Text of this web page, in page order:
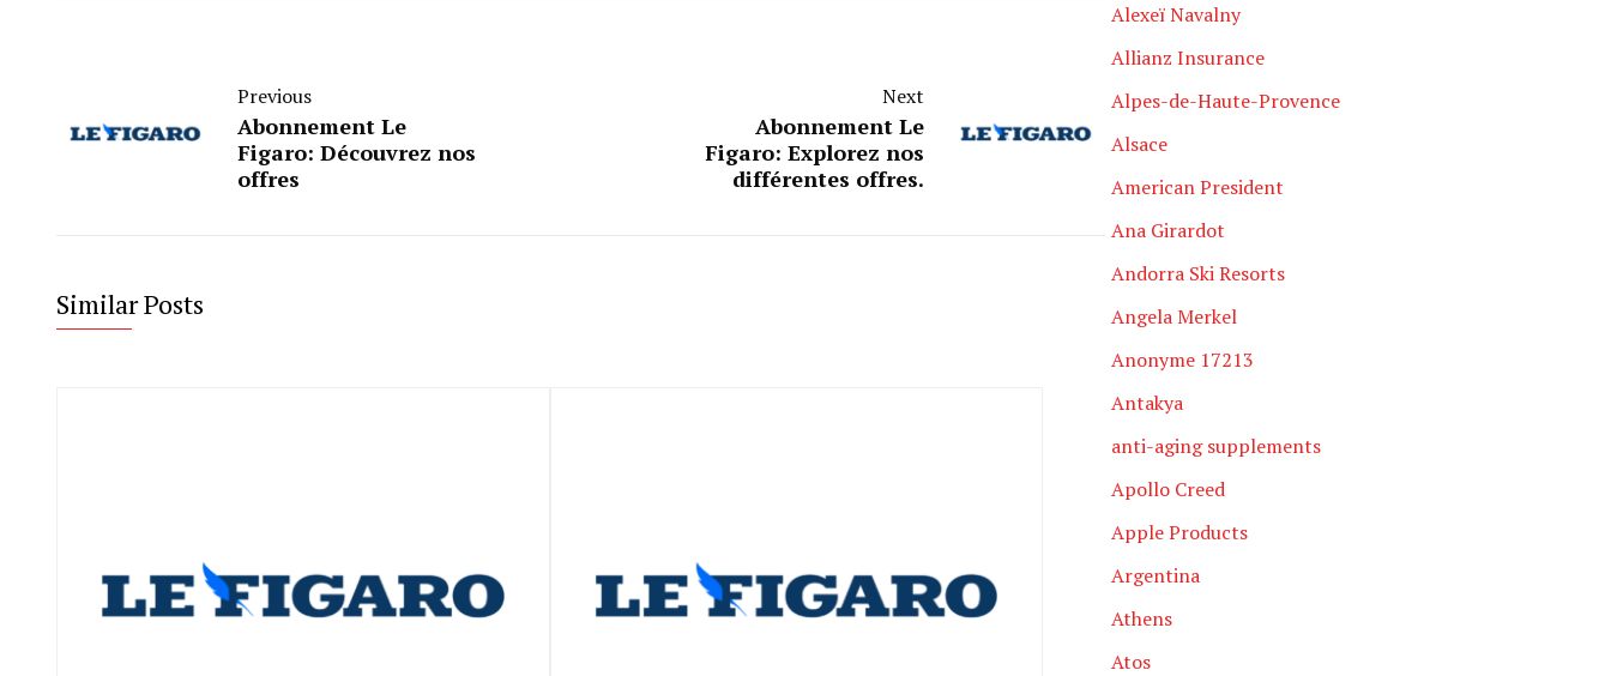
Previous
Abonnement Le
Figaro: Découvrez nos
offres
Next
Abonnement Le
Figaro: Explorez nos
différentes offres.
Similar Posts
Alexeï Navalny
Allianz Insurance
Alpes-de-Haute-Provence
Alsace
American President
Ana Girardot
Andorra Ski Resorts
Angela Merkel
Anonyme 17213
Antakya
anti-aging supplements
Apollo Creed
Apple Products
Argentina
Athens
Atos